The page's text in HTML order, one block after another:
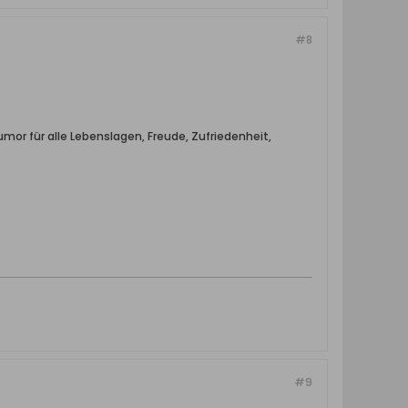
#8
für alle Lebenslagen, Freude, Zufriedenheit,
#9